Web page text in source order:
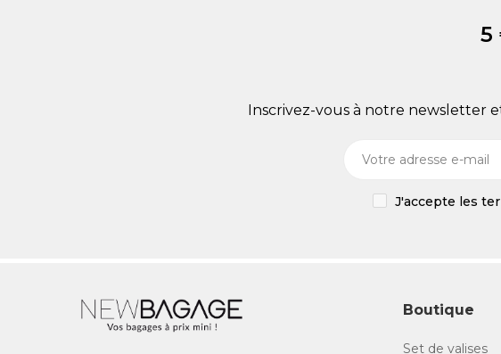
5
Inscrivez-vous à notre newsletter
J'accepte les
Boutique
Set de valises